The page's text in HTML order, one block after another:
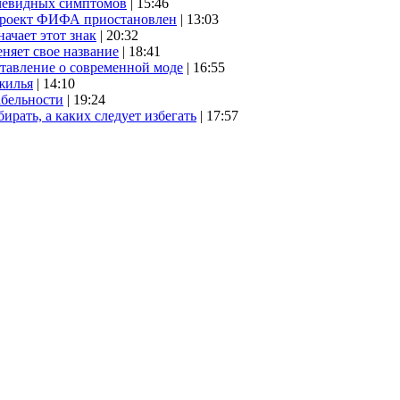
симптомов
| 15:46
ФИФА приостановлен | 13:03
этот знак | 20:32
свое название | 18:41
о современной моде | 16:55
| 14:10
| 19:24
а каких следует избегать | 17:57